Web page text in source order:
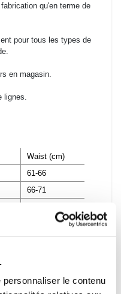
le contenu
qu'en terme de
pour tous les types de
en magasin.
lignes.
Waist (cm)
61-66
66-71